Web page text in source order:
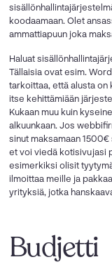
koodaamaan. Olet
ammattiapuun joka
Haluat
Tällaisia ovat esim.
tarkoittaa, että alusta on
itse kehittämiään
Kukaan muu kuin
alkuunkaan. Jos
sinut maksamaan
et voi viedä kotisivujasi
esimerkiksi olisit
ilmoittaa meille ja
yrityksiä, jotka
Budjetti